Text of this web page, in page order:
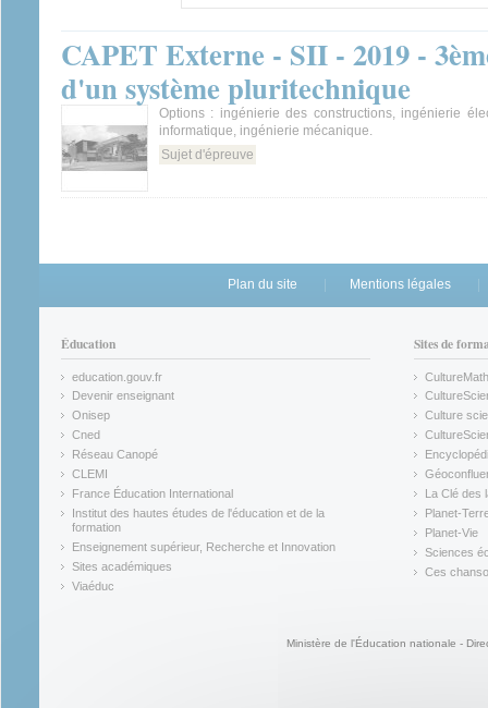
CAPET Externe - SII - 2019 -
d'un système pluritechnique
Options : ingénierie des constructions, ingénierie
informatique, ingénierie mécanique.
Sujet d'épreuve
Plan du site Mentions légales
Éducation
education.gouv.fr
(link is external)
Devenir enseignant
(link is external)
Onisep
(link is external)
Cned
(link is external)
Réseau Canopé
(link is external)
CLEMI
(link is external)
France Éducation International
(link is external)
Institut des hautes études de l'éducation et de la
formation
(link is external)
Enseignement supérieur, Recherche et Innovation
(link is external)
Sites académiques
(link is external)
Viaéduc
Sites de
CultureMath
(link is
(link is
Culture
(link is
(link is
(link is
La Clé des
(link is
Planet-
(link is
Planet-Vie
(link is
Sciences
(link is
Ces
Ministère de l'Éducation nationale -